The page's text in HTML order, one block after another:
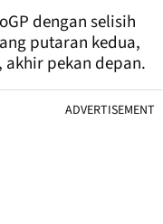
dengan selisih
putaran kedua,
pekan depan.
ADVERTISEMENT